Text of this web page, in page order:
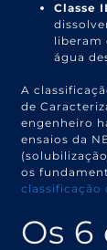
Classe
liberam
água
A
de
engenheiro
ensaios da
os
classificação
Os